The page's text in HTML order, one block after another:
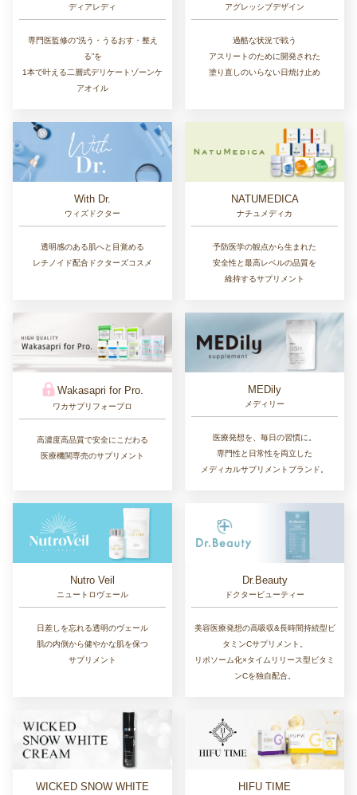
ディアレディ
専門医監修の“洗う・うるおす・整え
る”を
1本で叶える二層式デリケートゾーンケ
アオイル
アグレッシブデザイン
過酷な状況で戦う
アスリートのために開発された
塗り直しのいらない日焼け止め
With Dr.
ウィズドクター
透明感のある肌へと目覚める
レチノイド配合ドクターズコスメ
NATUMEDICA
ナチュメディカ
予防医学の観点から生まれた
安全性と最高レベルの品質を
維持するサプリメント
Wakasapri for Pro.
ワカサプリフォープロ
高濃度高品質で安全にこだわる
医療機関専売のサプリメント
MEDily
メディリー
医療発想を、毎日の習慣に。
専門性と日常性を両立した
メディカルサプリメントブランド。
Nutro Veil
ニュートロヴェール
日差しを忘れる透明のヴェール
肌の内側から健やかな肌を保つ
サプリメント
Dr.Beauty
ドクタービューティー
美容医療発想の高吸収&長時間持続型ビ
タミンCサプリメント。
リポソーム化×タイムリリース型ビタミ
ンCを独自配合。
WICKED SNOW WHITE
HIFU TIME